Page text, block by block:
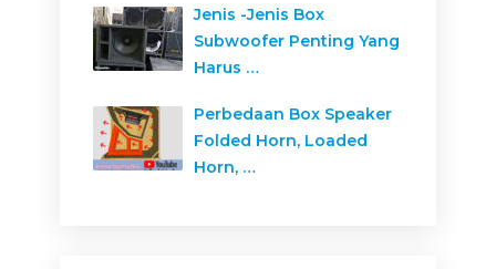
Jenis -Jenis Box
Subwoofer Penting Yang
Harus …
Perbedaan Box Speaker
Folded Horn, Loaded
Horn, …